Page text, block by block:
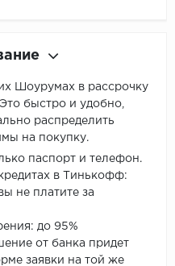
Шоурумах в рассрочку
быстро и удобно,
распределить
на покупку.
паспорт и телефон.
в Тинькофф:
не платите за
до 95%
от банка придет
заявки на той же